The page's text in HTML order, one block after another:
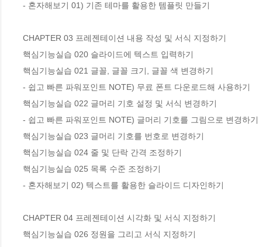
- 혼자해보기 01) 기존 테마를 활용한 템플릿 만들기
CHAPTER 03 프레젠테이션 내용 작성 및 서식 지정하기
핵심기능실습 020 슬라이드에 텍스트 입력하기
핵심기능실습 021 글꼴, 글꼴 크기, 글꼴 색 변경하기
- 쉽고 빠른 파워포인트 NOTE) 무료 폰트 다운로드해 사용하기
핵심기능실습 022 글머리 기호 설정 및 서식 변경하기
- 쉽고 빠른 파워포인트 NOTE) 글머리 기호를 그림으로 변경하기
핵심기능실습 023 글머리 기호를 번호로 변경하기
핵심기능실습 024 줄 및 단락 간격 조정하기
핵심기능실습 025 목록 수준 조정하기
- 혼자해보기 02) 텍스트를 활용한 슬라이드 디자인하기
CHAPTER 04 프레젠테이션 시각화 및 서식 지정하기
핵심기능실습 026 정원을 그리고 서식 지정하기